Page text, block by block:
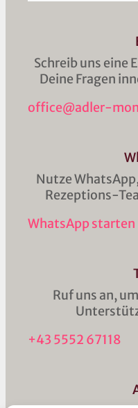
Schreib uns eine
Deine Fragen
office@adler-
Nutze
Rezeptions-
WhatsApp starten
Ruf uns an,
+43 5552 67118